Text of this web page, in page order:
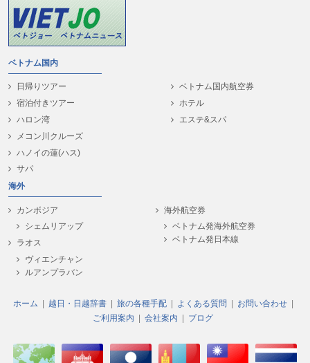
ベトナム国内
日帰りツアー
宿泊付きツアー
ハロン湾
メコン川クルーズ
ハノイの蓮(ハス)
サパ
ベトナム国内航空券
ホテル
エステ&スパ
海外
カンボジア
シェムリアップ
ラオス
ヴィエンチャン
ルアンプラバン
海外航空券
ベトナム発海外航空券
ベトナム発日本線
ホーム 越日・日越辞書 旅の各種手配 よくある質問
お問い合わせ
ご利用案内
会社案内 ブログ